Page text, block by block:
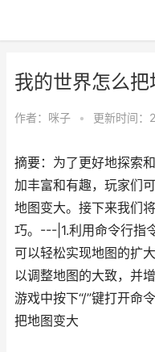
我的世界怎么把
作者： 咪子 • 更新时间：
摘要：为了更好地探索
加丰富和有趣，玩家们
地图变大。接下来我们
巧。---|1.利用命令行指
可以轻松实现地图的扩
以调整地图的大致，并
游戏中按下“/”键打开命
把地图变大